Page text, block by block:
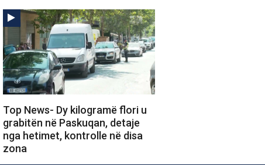
Top News- Dy kilogramë flori u
grabitën në Paskuqan, detaje
nga hetimet, kontrolle në disa
zona